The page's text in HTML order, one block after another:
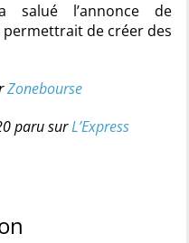
salué l’annonce de
permettrait de créer des
Zonebourse
paru surL’Express